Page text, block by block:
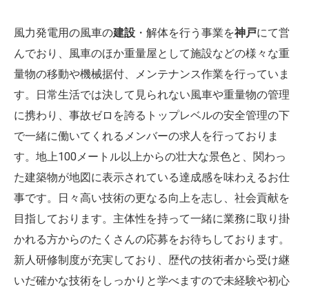
風力発電用の風車の建設 ・解体を行う事業を神戸にて営
んでおり、風車のほか重量屋として施設などの様々な重
量物の移動や機械据付、メンテナンス作業を行っていま
す。日常生活では決して見られない風車や重量物の管理
に携わり、事故ゼロを誇るトップレベルの安全管理の下
で一緒に働いてくれるメンバーの求人を行っておりま
す。地上100メートル以上からの壮大な景色と、関わっ
た建築物が地図に表示されている達成感を味わえるお仕
事です。日々高い技術の更なる向上を志し、社会貢献を
目指しております。主体性を持って一緒に業務に取り掛
かれる方からのたくさんの応募をお待ちしております。
新人研修制度が充実しており、歴代の技術者から受け継
いだ確かな技術をしっかりと学べますので未経験や初心